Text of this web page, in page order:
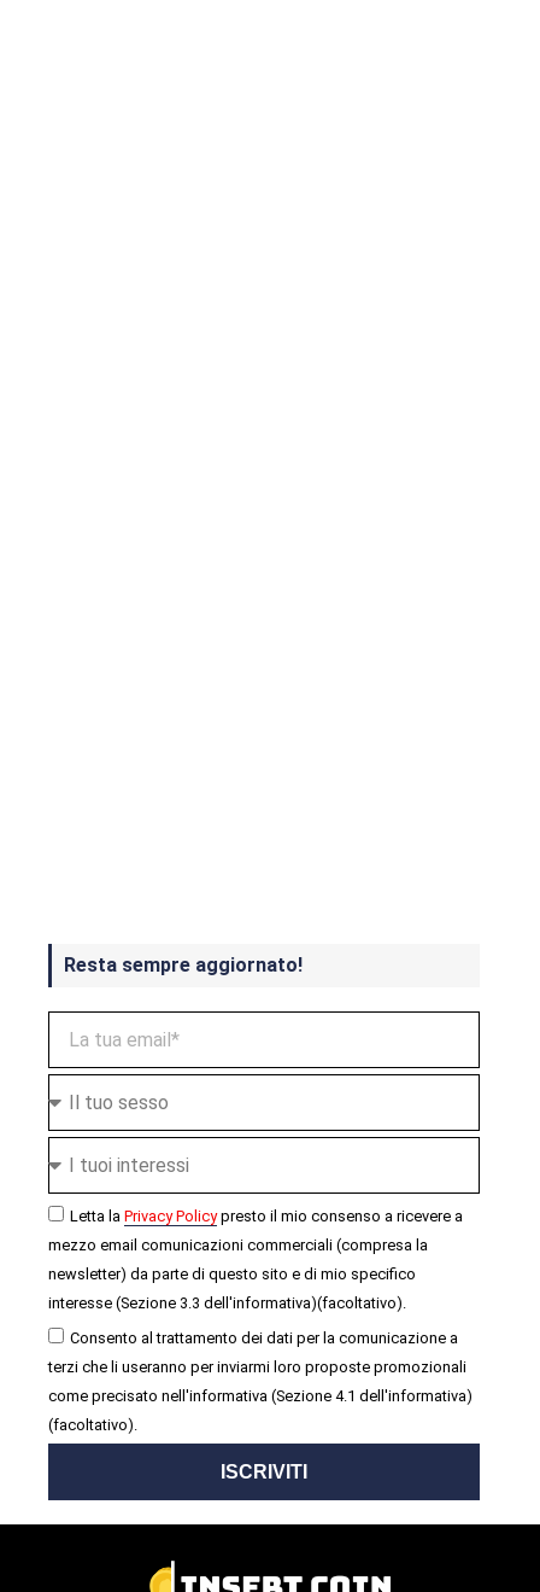
Resta sempre aggiornato!
Letta la Privacy Policypresto il mio consenso a ricevere a
mezzo email comunicazioni commerciali (compresa la
newsletter) da parte di questo sito e di mio specifico
interesse (Sezione 3.3 dell'informativa)(facoltativo).
Consento al trattamento dei dati per la comunicazione a
terzi che li useranno per inviarmi loro proposte promozionali
come precisato nell'informativa (Sezione 4.1 dell'informativa)
(facoltativo).
ISCRIVITI